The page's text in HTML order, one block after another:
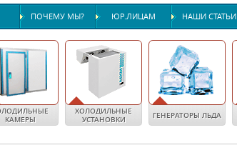
ПОЧЕМУ МЫ? ЮР.ЛИЦАМ НАШИ СТАТЬИ
КАМЕРЫ
ХОЛОДИЛЬНЫЕ
УСТАНОВКИ
ГЕНЕРАТОРЫ ЛЬДА